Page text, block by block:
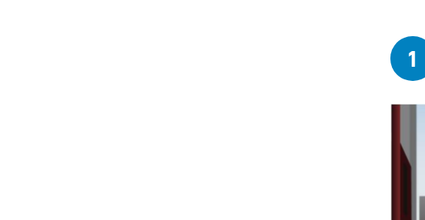
1